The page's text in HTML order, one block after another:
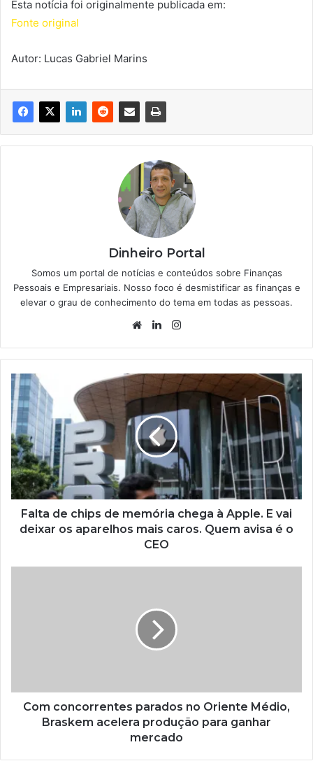
Esta notícia foi originalmente publicada em:
Fonte original
Autor: Lucas Gabriel Marins
Dinheiro Portal
Somos um portal de notícias e conteúdos sobre Finanças
Pessoais e Empresariais. Nosso foco é desmistificar as finanças e
elevar o grau de conhecimento do tema em todas as pessoas.
WebsiteLinkedin
Falta de chips de memória chega à Apple. E vai
deixar os aparelhos mais caros. Quem avisa é o
CEO
Com concorrentes parados no Oriente Médio,
Braskem acelera produção para ganhar
mercado